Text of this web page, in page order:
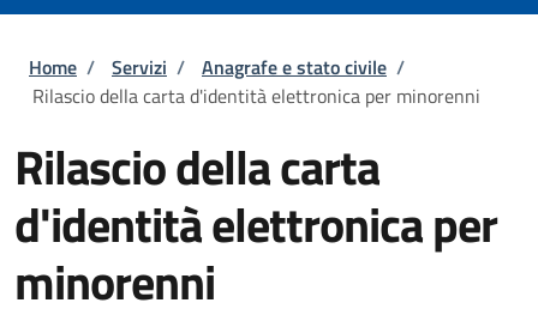
Briciole di pane
Home / Servizi / Anagrafe e stato civile /
Rilascio della carta d'identità elettronica per minorenni
Rilascio della carta
d'identità elettronica per
minorenni